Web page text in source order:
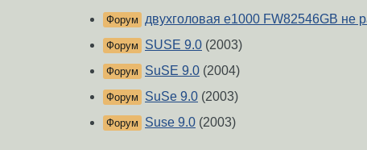
Форум двухголовая e1000 FW82546GB не
Форум SUSE 9.0 (2003)
Форум SuSE 9.0 (2004)
Форум SuSe 9.0 (2003)
Форум Suse 9.0 (2003)